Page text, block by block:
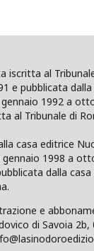
iscritta al
e pubblicata
1992 a
al Tribunale di
casa editrice
1998 a
dalla casa
e
di Savoia